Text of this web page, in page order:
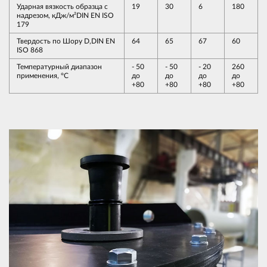
Ударная вязкость образца с
надрезом, кДж/м²DIN EN ISO
179
19 30 6 180
Твердость по Шору D,DIN EN
ISO 868
64 65 67 60
Температурный диапазон
применения, °С
- 50
до
+80
- 50
до
+80
- 20
до
+80
260
до
+80